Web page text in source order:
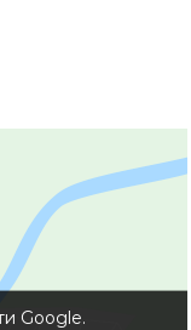
Google.